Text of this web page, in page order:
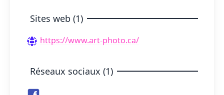
Sites web (1)
https://www.art-photo.ca/
Réseaux sociaux (1)